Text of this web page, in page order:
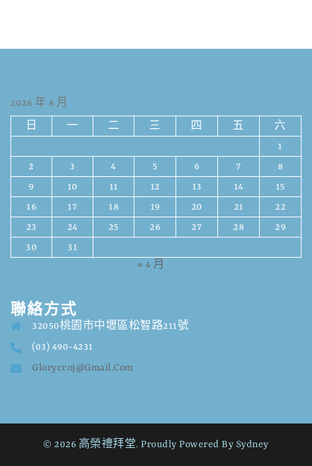
2026 年 8 月
日 一 二 三 四 五
六
1
2
3 4 5 6 7
8
9
10 11 12 13 14
15
16
17 18 19 20 21
22
23
24 25 26 27 28
29
30
31
« 4 月
聯絡方式
32050桃園市中壢區松智路211號
(03) 490-4231
Gloryccoj@gmail.com
© 2026 高榮禮拜堂. Proudly Powered By Sydney